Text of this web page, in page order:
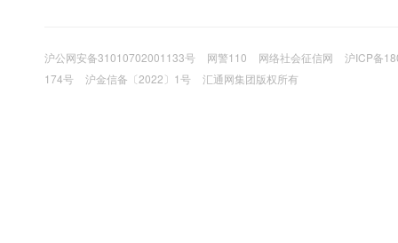
沪公网安备31010702001133号 网警110 网络社会征信网
沪ICP备
174号
沪金信备〔2022〕1号 汇通网集团版权所有